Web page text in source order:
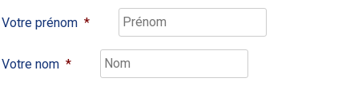
Votre prénom *
Votre nom *